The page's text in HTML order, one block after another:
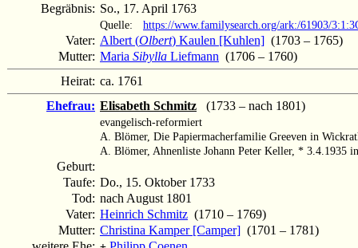
Begräbnis: So., 17. April 1763
Quelle: https://www.familysearch.org/ark:/61903/
Vater: Albert (Olbert) Kaulen [Kuhlen] (1703 – 1765)
Mutter: Maria Sibylla Liefmann (1706 – 1760)
Heirat: ca. 1761
Ehefrau: Elisabeth Schmitz (1733 – nach 1801)
evangelisch-reformiert
A. Blömer, Die Papiermacherfamilie Greeven in
A. Blömer, Ahnenliste Johann Peter Keller, * 3.4.1935
Geburt:
Taufe: Do., 15. Oktober 1733
Tod: nach August 1801
Vater: Heinrich Schmitz (1710 – 1769)
Mutter: Christina Kamper [Camper] (1701 – 1781)